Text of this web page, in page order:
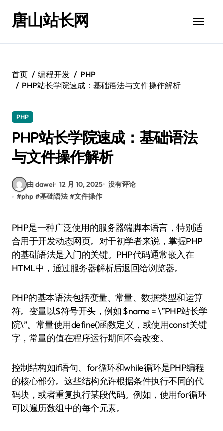
唐山站长网
首页 编程开发
PHP
PHP站长学院速成：基础语法与文件操作解析
PHP
PHP站长学院速成：基础语法
与文件操作解析
由 dawei 12 月 10, 2025 没有评论
#php #基础语法 #文件操作
PHP是一种广泛使用的服务器端脚本语言，特别适
合用于开发动态网页。对于初学者来说，掌握PHP
的基础语法是入门的关键。PHP代码通常嵌入在
HTML中，通过服务器解析后返回给浏览器。
PHP的基本语法包括变量、常量、数据类型和运算
符。变量以$符号开头，例如 $name = \”PHP站长学
院\”。常量使用define()函数定义，或使用const关键
字，常量的值在程序运行期间不会改变。
控制结构如if语句、for循环和while循环是PHP编程
的核心部分。这些结构允许根据条件执行不同的代
码块，或者重复执行某段代码。例如，使用for循环
可以遍历数组中的每个元素。